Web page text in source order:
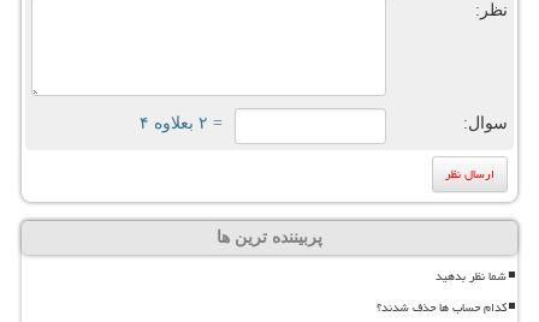
نظر:
سوال: = ۲ بعلاوه ۴
پربیننده ترین ها
شما نظر بدهید
کدام حساب ها حذف شدند؟